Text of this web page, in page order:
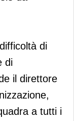
di
di
il direttore
a tutti i